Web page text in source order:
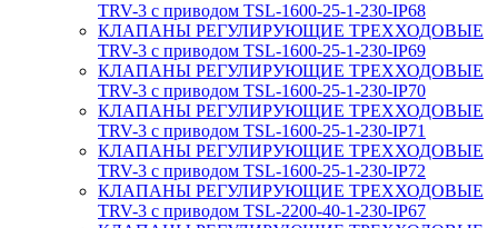
TRV-3 с приводом TSL-1600-25-1-230-IP68
КЛАПАНЫ РЕГУЛИРУЮЩИЕ ТРЕХХОДОВЫЕ
TRV-3 с приводом TSL-1600-25-1-230-IP69
КЛАПАНЫ РЕГУЛИРУЮЩИЕ ТРЕХХОДОВЫЕ
TRV-3 с приводом TSL-1600-25-1-230-IP70
КЛАПАНЫ РЕГУЛИРУЮЩИЕ ТРЕХХОДОВЫЕ
TRV-3 с приводом TSL-1600-25-1-230-IP71
КЛАПАНЫ РЕГУЛИРУЮЩИЕ ТРЕХХОДОВЫЕ
TRV-3 с приводом TSL-1600-25-1-230-IP72
КЛАПАНЫ РЕГУЛИРУЮЩИЕ ТРЕХХОДОВЫЕ
TRV-3 с приводом TSL-2200-40-1-230-IP67